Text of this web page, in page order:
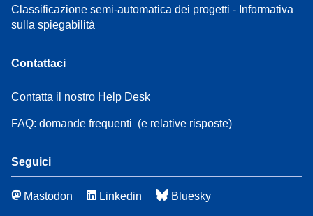
Classificazione semi-automatica dei progetti - Informativa
sulla spiegabilità
Contattaci
Contatta il nostro Help Desk
FAQ: domande frequenti (e relative risposte)
Seguici
Mastodon Linkedin Bluesky